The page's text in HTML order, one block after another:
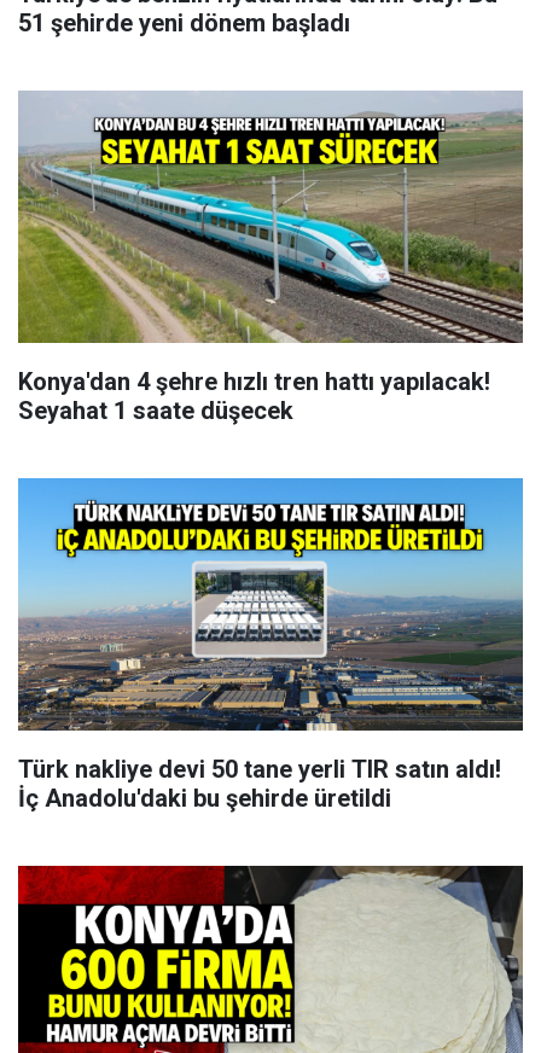
51 şehirde yeni dönem başladı
Konya'dan 4 şehre hızlı tren hattı yapılacak!
Seyahat 1 saate düşecek
Türk nakliye devi 50 tane yerli TIR satın aldı!
İç Anadolu'daki bu şehirde üretildi